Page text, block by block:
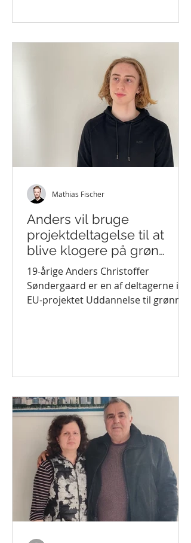
Anders vil bruge
projektdeltagelse til at
blive klogere på grøn
omstilling og grønne
jobmuligheder
19-årige Anders Christoffer
Søndergaard er en af deltagerne i
EU-projektet Uddannelse til grønne
Mathias Fischer